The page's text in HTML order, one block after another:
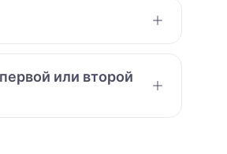
или второй